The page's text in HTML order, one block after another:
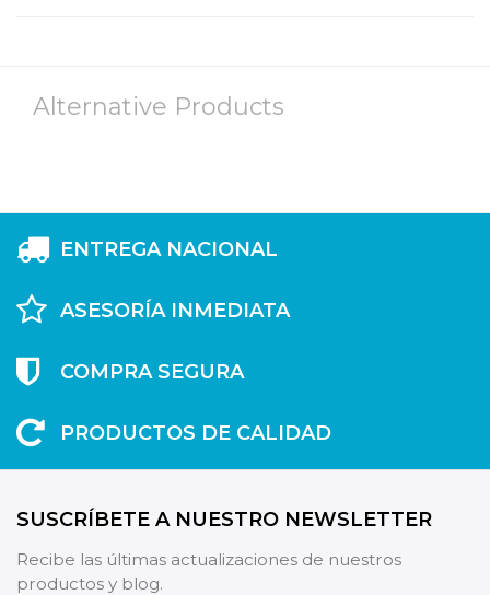
Alternative Products
ENTREGA NACIONAL
ASESORÍA INMEDIATA
COMPRA SEGURA
PRODUCTOS DE CALIDAD
SUSCRÍBETE A NUESTRO NEWSLETTER
Recibe las últimas actualizaciones de nuestros
productos y blog.